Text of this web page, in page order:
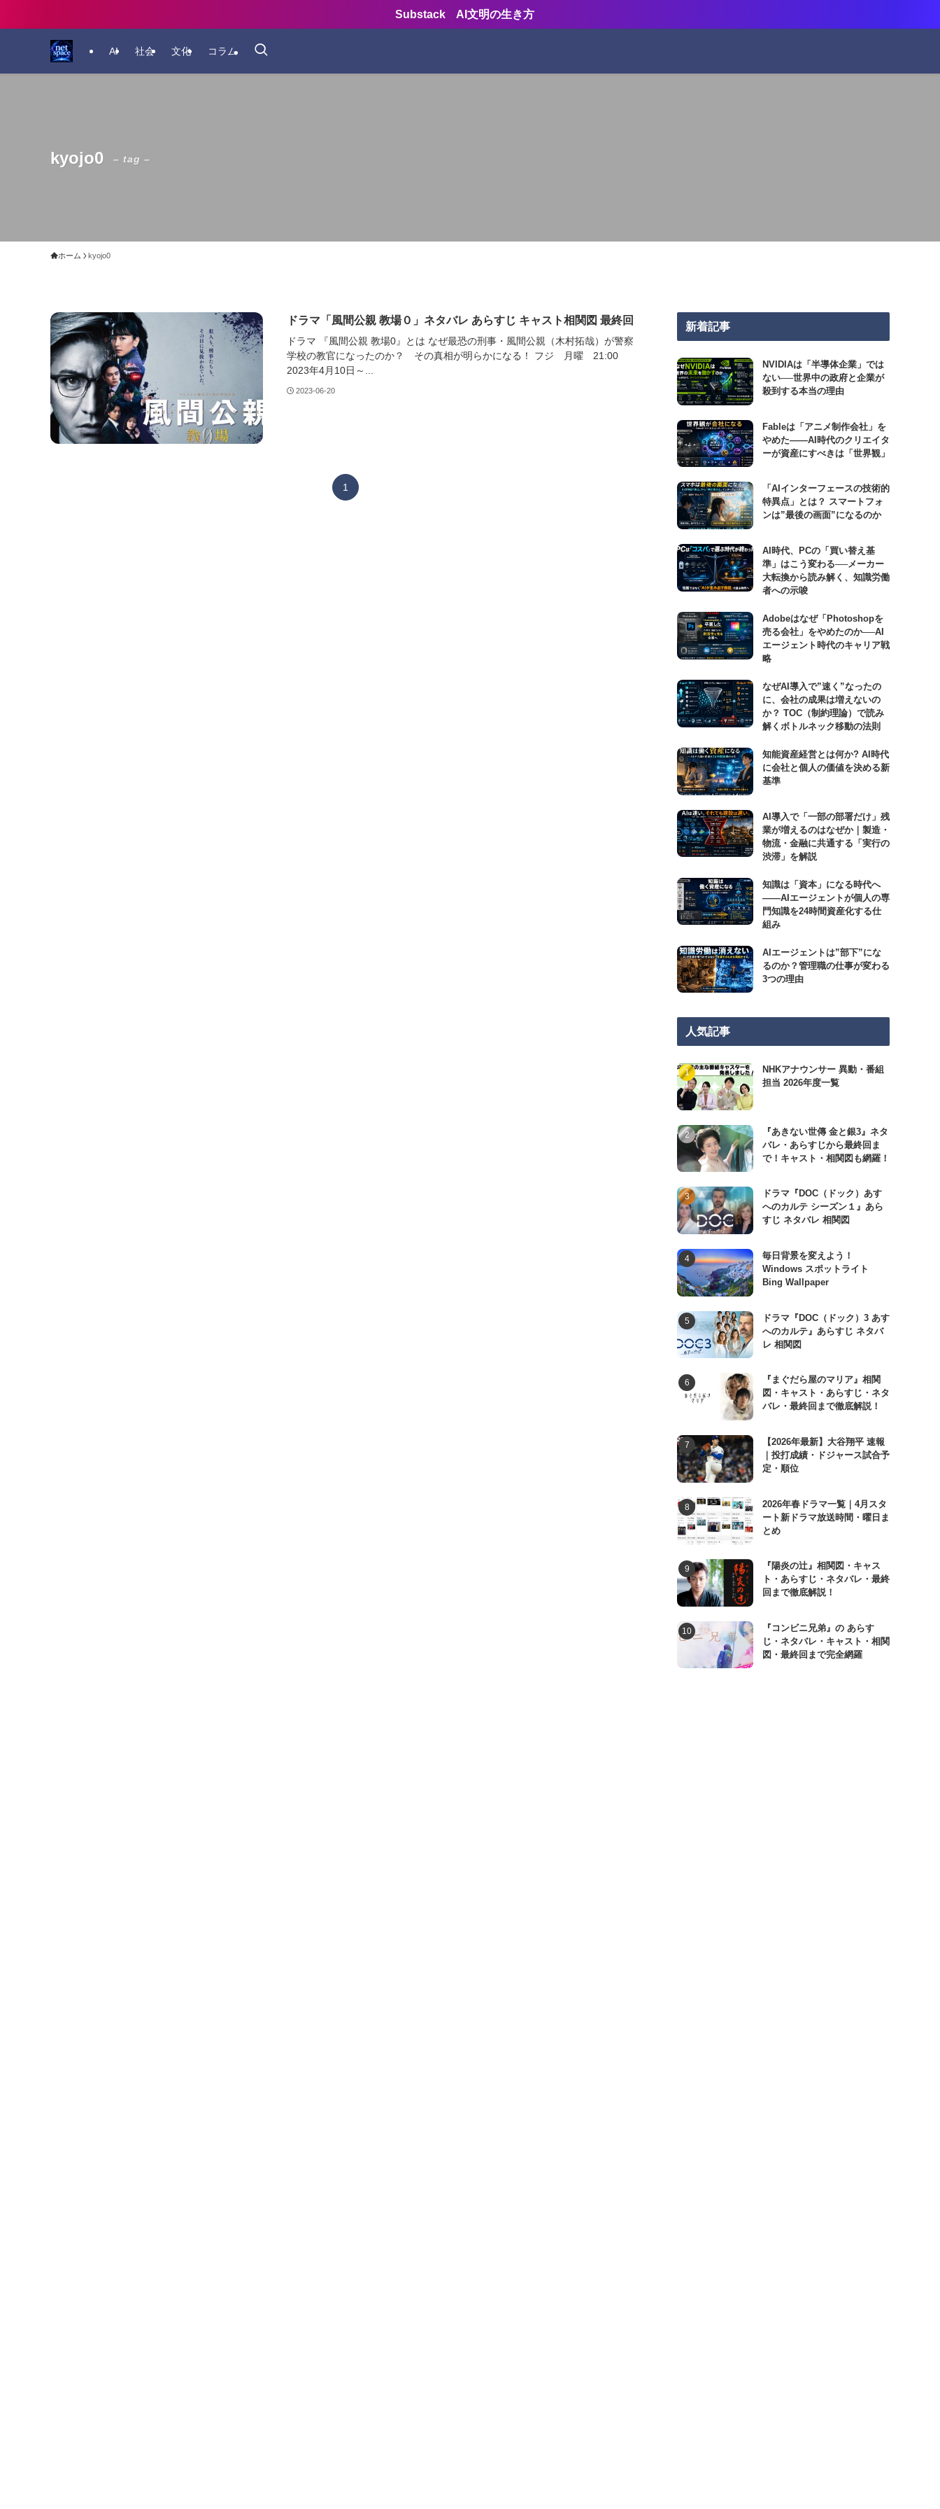
Substack AI文明の生き方
AI 社会 文化 コラム
kyojo0 – tag –
ホーム kyojo0
ドラマ「風間公親 教場０」ネタバレ あらすじ キャスト相関図 最終回
ドラマ 『風間公親 教場0』とは なぜ最恐の刑事・風間公親（木村拓哉）が警察
学校の教官になったのか？ その真相が明らかになる！ フジ 月曜 21:00
2023年4月10日～...
2023-06-20
1
新着記事
NVIDIAは「半導体企業」では
ない──世界中の政府と企業が
殺到する本当の理由
Fableは「アニメ制作会社」を
やめた――AI時代のクリエイタ
ーが資産にすべきは「世界観」
「AIインターフェースの技術的
特異点」とは？ スマートフォ
ンは”最後の画面”になるのか
AI時代、PCの「買い替え基
準」はこう変わる──メーカー
大転換から読み解く、知識労働
者への示唆
Adobeはなぜ「Photoshopを
売る会社」をやめたのか──AI
エージェント時代のキャリア戦
略
なぜAI導入で”速く”なったの
に、会社の成果は増えないの
か？ TOC（制約理論）で読み
解くボトルネック移動の法則
知能資産経営とは何か? AI時代
に会社と個人の価値を決める新
基準
AI導入で「一部の部署だけ」残
業が増えるのはなぜか｜製造・
物流・金融に共通する「実行の
渋滞」を解説
知識は「資本」になる時代へ
——AIエージェントが個人の専
門知識を24時間資産化する仕
組み
AIエージェントは”部下”にな
るのか？管理職の仕事が変わる
3つの理由
人気記事
NHKアナウンサー 異動・番組
担当 2026年度一覧
『あきない世傳 金と銀3』ネタ
バレ・あらすじから最終回ま
で！キャスト・相関図も網羅！
ドラマ『DOC（ドック）あす
へのカルテ シーズン１』あら
すじ ネタバレ 相関図
毎日背景を変えよう！
Windows スポットライト
Bing Wallpaper
ドラマ『DOC（ドック）3 あす
へのカルテ』あらすじ ネタバ
レ 相関図
『まぐだら屋のマリア』相関
図・キャスト・あらすじ・ネタ
バレ・最終回まで徹底解説！
【2026年最新】大谷翔平 速報
｜投打成績・ドジャース試合予
定・順位
2026年春ドラマ一覧｜4月スタ
ート新ドラマ放送時間・曜日ま
とめ
『陽炎の辻』相関図・キャス
ト・あらすじ・ネタバレ・最終
回まで徹底解説！
『コンビニ兄弟』の あらす
じ・ネタバレ・キャスト・相関
図・最終回まで完全網羅